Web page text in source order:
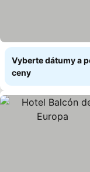
Vyberte dátumy a
ceny